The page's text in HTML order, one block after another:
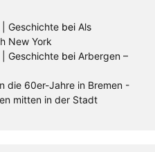
Geschichte bei Als
New York
Geschichte bei Arbergen –
die 60er-Jahre in Bremen -
mitten in der Stadt